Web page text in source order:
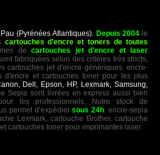
(Pyrénées Atlantiques). Depuis 2004 le
cartouches d'encre et toners de toutes
de cartouches jet d'encre et laser
fabriquées selon des critères très stricts,
cartouches jet d'encre génériques. encre-
d'encre et cartouches toner pour les plus
Dell, Epson, HP, Lexmark, Samsung,
Sepia sont livrées en express aussi bien
les professionnels. Notre stock de
permet d’expédiersous 24h. encre-sepia
Lexmark, cartouche Brother, cartouche
cartouches toner pour imprimantes laser.